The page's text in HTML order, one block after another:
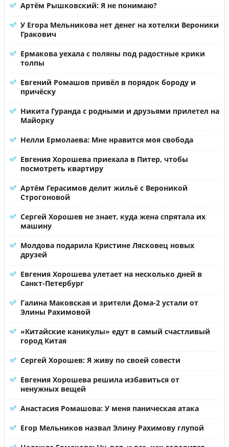
Артём Рышковский: Я не понимаю?
У Егора Мельникова нет денег на хотелки Вероники
Гракович
Ермакова уехала с поляны под радостные крики
толпы
Евгений Ромашов привёл в порядок бороду и
причёску
Никита Гуранда с родными и друзьями прилетел на
Майорку
Нелли Ермолаева: Мне нравится моя свобода
Евгения Хорошева приехала в Питер, чтобы
посмотреть квартиру
Артём Герасимов делит жильё с Вероникой
Строгоновой
Сергей Хорошев не знает, куда жена спрятала их
машину
Молдова подарила Кристине Лясковец новых
друзей
Евгения Хорошева улетает на несколько дней в
Санкт-Петербург
Галина Маковская и зрители Дома-2 устали от
Элины Рахимовой
«Китайские каникулы» едут в самый счастливый
город Китая
Сергей Хорошев: Я живу по своей совести
Евгения Хорошева решила избавиться от
ненужных вещей
Анастасия Ромашова: У меня паническая атака
Егор Мельников назвал Элину Рахимову глупой